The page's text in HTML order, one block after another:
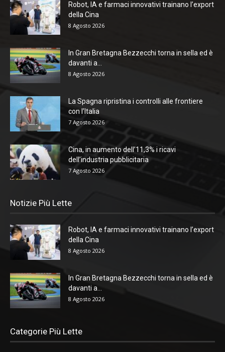
Robot, IA e farmaci innovativi trainano l’export
della Cina
8 Agosto 2026
In Gran Bretagna Bezzecchi torna in sella ed è
davanti a...
8 Agosto 2026
La Spagna ripristina i controlli alle frontiere
con l’Italia
7 Agosto 2026
Cina, in aumento dell’11,3% i ricavi
dell’industria pubblicitaria
7 Agosto 2026
Notizie Più Lette
Robot, IA e farmaci innovativi trainano l’export
della Cina
8 Agosto 2026
In Gran Bretagna Bezzecchi torna in sella ed è
davanti a...
8 Agosto 2026
Categorie Più Lette